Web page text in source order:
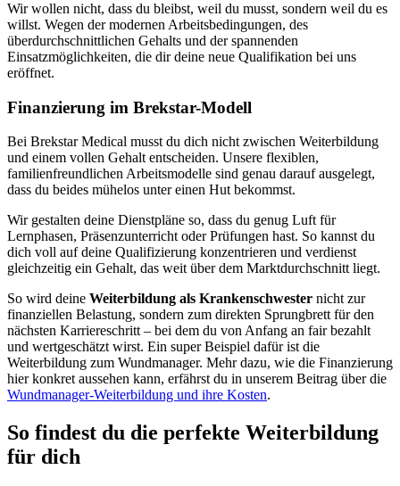
Wir wollen nicht, dass du bleibst, weil du musst, sondern weil du es
willst. Wegen der modernen Arbeitsbedingungen, des
überdurchschnittlichen Gehalts und der spannenden
Einsatzmöglichkeiten, die dir deine neue Qualifikation bei uns
eröffnet.
Finanzierung im Brekstar-Modell
Bei Brekstar Medical musst du dich nicht zwischen Weiterbildung
und einem vollen Gehalt entscheiden. Unsere flexiblen,
familienfreundlichen Arbeitsmodelle sind genau darauf ausgelegt,
dass du beides mühelos unter einen Hut bekommst.
Wir gestalten deine Dienstpläne so, dass du genug Luft für
Lernphasen, Präsenzunterricht oder Prüfungen hast. So kannst du
dich voll auf deine Qualifizierung konzentrieren und verdienst
gleichzeitig ein Gehalt, das weit über dem Marktdurchschnitt liegt.
So wird deine Weiterbildung als Krankenschwester nicht zur
finanziellen Belastung, sondern zum direkten Sprungbrett für den
nächsten Karriereschritt – bei dem du von Anfang an fair bezahlt
und wertgeschätzt wirst. Ein super Beispiel dafür ist die
Weiterbildung zum Wundmanager. Mehr dazu, wie die Finanzierung
hier konkret aussehen kann, erfährst du in unserem Beitrag über die
Wundmanager-Weiterbildung und ihre Kosten.
So findest du die perfekte Weiterbildung
für dich